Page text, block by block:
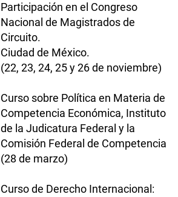
Participación en el Congreso
Nacional de Magistrados de
Circuito.
Ciudad de México.
(22, 23, 24, 25 y 26 de noviembre)
Curso sobre Política en Materia de
Competencia Económica, Instituto
de la Judicatura Federal y la
Comisión Federal de Competencia
(28 de marzo)
Curso de Derecho Internacional: